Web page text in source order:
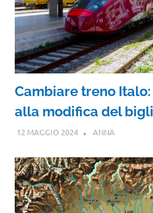
Cambiare treno
alla modifica del
12 MAGGIO 2024 ANNA